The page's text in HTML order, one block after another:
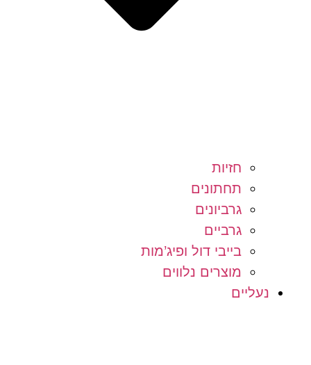
חזיות
תחתונים
גרביונים
גרביים
בייבי דול ופיג’מות
מוצרים נלווים
נעליים